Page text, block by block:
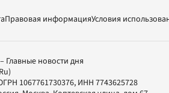
Правовая информацияУсловия
Главные новости дня
1067761730376, ИНН 7743625728